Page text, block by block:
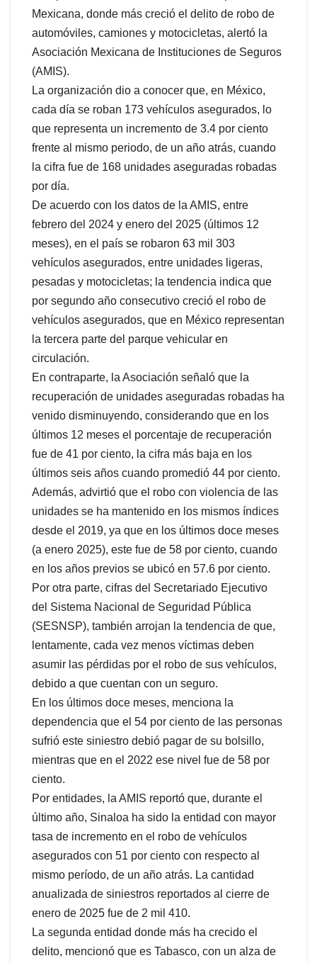
Mexicana, donde más creció el delito de robo de
automóviles, camiones y motocicletas, alertó la
Asociación Mexicana de Instituciones de Seguros
(AMIS).
La organización dio a conocer que, en México,
cada día se roban 173 vehículos asegurados, lo
que representa un incremento de 3.4 por ciento
frente al mismo periodo, de un año atrás, cuando
la cifra fue de 168 unidades aseguradas robadas
por día.
De acuerdo con los datos de la AMIS, entre
febrero del 2024 y enero del 2025 (últimos 12
meses), en el país se robaron 63 mil 303
vehículos asegurados, entre unidades ligeras,
pesadas y motocicletas; la tendencia indica que
por segundo año consecutivo creció el robo de
vehículos asegurados, que en México representan
la tercera parte del parque vehicular en
circulación.
En contraparte, la Asociación señaló que la
recuperación de unidades aseguradas robadas ha
venido disminuyendo, considerando que en los
últimos 12 meses el porcentaje de recuperación
fue de 41 por ciento, la cifra más baja en los
últimos seis años cuando promedió 44 por ciento.
Además, advirtió que el robo con violencia de las
unidades se ha mantenido en los mismos índices
desde el 2019, ya que en los últimos doce meses
(a enero 2025), este fue de 58 por ciento, cuando
en los años previos se ubicó en 57.6 por ciento.
Por otra parte, cifras del Secretariado Ejecutivo
del Sistema Nacional de Seguridad Pública
(SESNSP), también arrojan la tendencia de que,
lentamente, cada vez menos víctimas deben
asumir las pérdidas por el robo de sus vehículos,
debido a que cuentan con un seguro.
En los últimos doce meses, menciona la
dependencia que el 54 por ciento de las personas
sufrió este siniestro debió pagar de su bolsillo,
mientras que en el 2022 ese nivel fue de 58 por
ciento.
Por entidades, la AMIS reportó que, durante el
último año, Sinaloa ha sido la entidad con mayor
tasa de incremento en el robo de vehículos
asegurados con 51 por ciento con respecto al
mismo período, de un año atrás. La cantidad
anualizada de siniestros reportados al cierre de
enero de 2025 fue de 2 mil 410.
La segunda entidad donde más ha crecido el
delito, mencionó que es Tabasco, con un alza de